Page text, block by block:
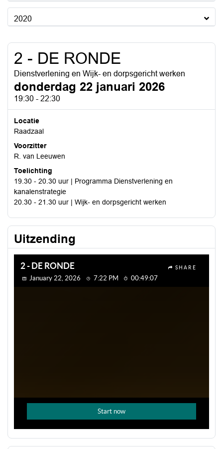
2020
2 - DE RONDE
Dienstverlening en Wijk- en dorpsgericht werken
donderdag 22 januari 2026
19:30 - 22:30
Locatie
Raadzaal
Voorzitter
R. van Leeuwen
Toelichting
19.30 - 20.30 uur | Programma Dienstverlening en
kanalenstrategie
20.30 - 21.30 uur | Wijk- en dorpsgericht werken
Uitzending